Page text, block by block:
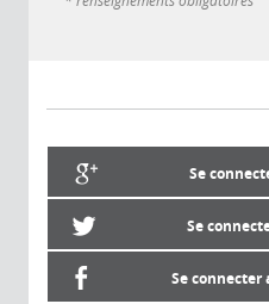
Se
Se
Se connecter